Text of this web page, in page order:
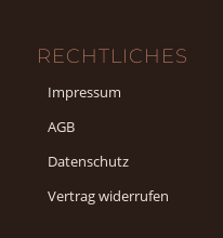
RECHTLICHES
Impressum
AGB
Datenschutz
Vertrag widerrufen